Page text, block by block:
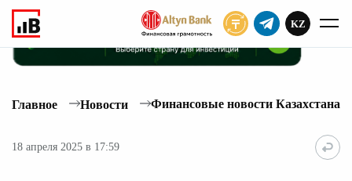
KZ
Главное Новости Финансовые новости Казахстана
18 апреля 2025 в 17:59